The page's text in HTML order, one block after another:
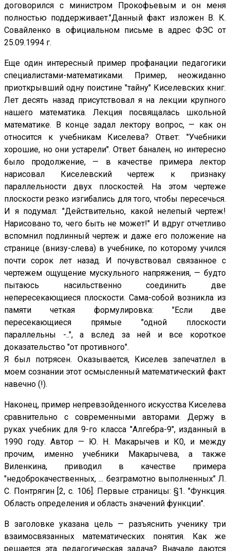
договорился с министром Прокофьевым и он меня
полностью поддерживает."Данный факт изложен B. К.
Совайленко в официальном письме в адрес ФЭС от
25.09.1994 г.
Еще один интересный пример профанации педагогики
специалистами-математиками. Пример, неожиданно
приоткрывший одну поистине "тайну" Киселевских книг.
Лет десять назад присутствовал я на лекции крупного
нашего математика. Лекция посвящалась школьной
математике. В конце задал лектору вопрос, — как он
относится к учебникам Киселева? Ответ: "Учебники
хорошие, но они устарели". Ответ банален, но интересно
было продолжение, — в качестве примера лектор
нарисовал Киселевский чертеж к признаку
параллельности двух плоскостей. На этом чертеже
плоскости резко изгибались для того, чтобы пересечься.
И я подумал: "Действительно, какой нелепый чертеж!
Нарисовано то, чего быть не может!" И вдруг отчетливо
вспомнил подлинный чертеж и даже его положение на
странице (внизу-слева) в учебнике, по которому учился
почти сорок лет назад. И почувствовал связанное с
чертежем ощущение мускульного напряжения, — будто
пытаюсь насильственно соединить две
непересекающиеся плоскости. Сама-собой возникла из
памяти четкая формулировка: "Если две
пересекающиеся прямые "одной плоскости
параллельны -..", а вслед за ней и все короткое
доказательство "от противного".
Я был потрясен. Оказывается, Киселев запечатлел в
моем сознании этот осмысленный математический факт
навечно (!).
Наконец, пример непревзойденного искусства Киселева
сравнительно с современными авторами. Держу в
руках учебник для 9-го класса "Алгебра-9", изданный в
1990 году. Автор — Ю. Н. Макарычев и К0, и между
прочим, именно учебники Макарычева, а также
Виленкина, приводил в качестве примера
"недоброкачественных, ... безграмотно выполненных" Л.
С. Понтрягин [2, с. 106]. Первые страницы: §1. "Функция.
Область определения и область значений функции".
В заголовке указана цель — разъяснить ученику три
взаимосвязанных математических понятия. Как же
решается эта педагогическая задача? Вначале даются